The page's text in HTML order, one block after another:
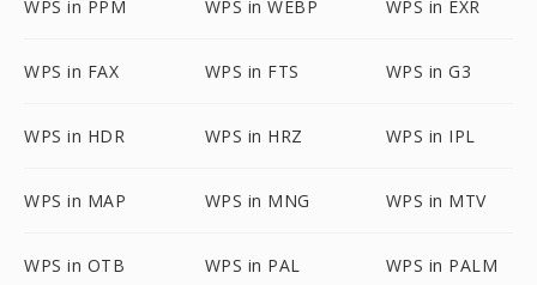
WPS in PPM WPS in WEBP WPS in EXR
WPS in FAX WPS in FTS WPS in G3
WPS in HDR WPS in HRZ WPS in IPL
WPS in MAP WPS in MNG WPS in MTV
WPS in OTB WPS in PAL WPS in PALM